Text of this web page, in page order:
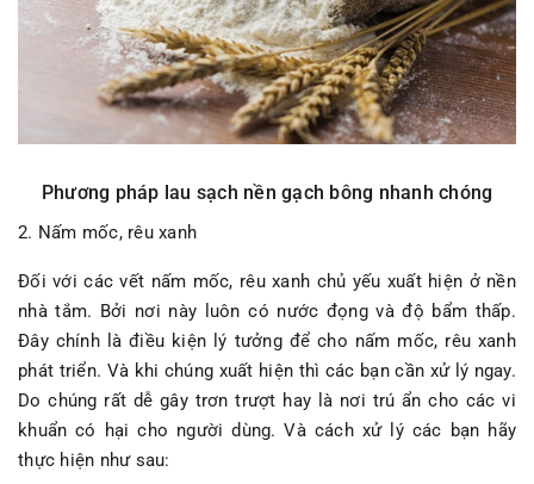
Phương pháp lau sạch nền gạch bông nhanh chóng
2. Nấm mốc, rêu xanh
Đối với các vết nấm mốc, rêu xanh chủ yếu xuất hiện ở nền
nhà tắm. Bởi nơi này luôn có nước đọng và độ bẩm thấp.
Đây chính là điều kiện lý tưởng để cho nấm mốc, rêu xanh
phát triển. Và khi chúng xuất hiện thì các bạn cần xử lý ngay.
Do chúng rất dễ gây trơn trượt hay là nơi trú ẩn cho các vi
khuẩn có hại cho người dùng. Và cách xử lý các bạn hãy
thực hiện như sau: